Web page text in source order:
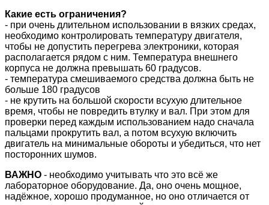
Какие есть ограничения?
- при очень длительном использовании в вязких средах,
необходимо контролировать температуру двигателя,
чтобы не допустить перегрева электроники, которая
располагается рядом с ним. Температура внешнего
корпуса не должна превышать 60 градусов.
- температура смешиваемого средства должна быть не
больше 180 градусов
- не крутить на большой скорости всухую длительное
время, чтобы не повредить втулку и вал. При этом для
проверки перед каждым использованием надо сначала
пальцами прокрутить вал, а потом всухую включить
двигатель на минимальные обороты и убедиться, что нет
посторонних шумов.
ВАЖНО - необходимо учитывать что это всё же
лабораторное оборудование. Да, оно очень мощное,
надёжное, хорошо продуманное, но оно отличается от